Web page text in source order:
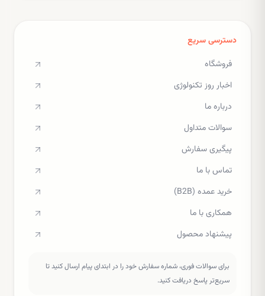
دسترسی سریع
فروشگاه
اخبار روز تکنولوژی
درباره ما
سوالات متداول
پیگیری سفارش
تماس با ما
خرید عمده (B2B)
همکاری با ما
پیشنهاد محصول
برای سوالات فوری، شماره سفارش خود را در ابتدای پیام ارسال کنید تا
سریع‌تر پاسخ دریافت کنید.